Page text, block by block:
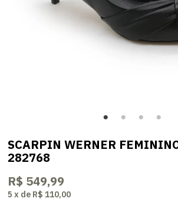
SCARPIN WERNER
282768
R$ 549,99
5 x de R$ 110,00